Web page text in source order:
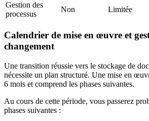
Gestion des
processus
Non Limitée
Calendrier de mise en œuvre et
changement
Une transition réussie vers le stockage de
nécessite un plan structuré. Une mise en
6 mois et comprend les phases suivantes.
Au cours de cette période, vous passerez
phases suivantes :